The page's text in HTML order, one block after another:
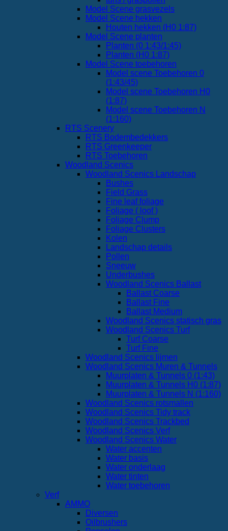
Model Scene grasvezels
Model Scene hekken
Houten hekken (H0 1:87)
Model Scene planten
Planten (0 1:43/1:45)
Planten (H0 1:87)
Model Scene toebehoren
Model scene Toebehoren 0
(1:43/45)
Model scene Toebehoren H0
(1:87)
Model scene Toebehoren N
(1:160)
RTS Scenery
RTS Bodembedekkers
RTS Greenkeeper
RTS Toebehoren
Woodland Scenics
Woodland Scenics Landschap
Bushes
Field Grass
Fine leaf foliage
Foliage ( loof )
Foliage Clump
Foliage Clusters
Kolen
Landschap details
Pollen
Sneeuw
Underbushes
Woodland Scenics Ballast
Ballast Coarse
Ballast Fine
Ballast Medium
Woodland Scenics statisch gras
Woodland Scenics Turf
Turf Coarse
Turf Fine
Woodland Scenics lijmen
Woodland Scenics Muren & Tunnels
Muurplaten & Tunnels 0 (1:43)
Muurplaten & Tunnels H0 (1:87)
Muurplaten & Tunnels N (1:160)
Woodland Scenics rotsmallen
Woodland Scenics Tidy track
Woodland Scenics Trackbed
Woodland Scenics Verf
Woodland Scenics Water
Water accenten
Water basis
Water onderlaag
Water tinten
Water toebehoren
Verf
AMMO
Diversen
Oilbrushers